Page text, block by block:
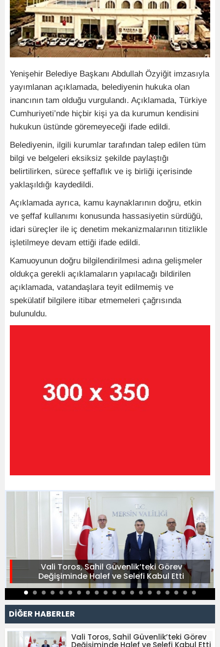
Yenişehir Belediye Başkanı Abdullah Özyiğit imzasıyla
yayımlanan açıklamada, belediyenin hukuka olan
inancının tam olduğu vurgulandı. Açıklamada, Türkiye
Cumhuriyeti’nde hiçbir kişi ya da kurumun kendisini
hukukun üstünde göremeyeceği ifade edildi.
Belediyenin, ilgili kurumlar tarafından talep edilen tüm
bilgi ve belgeleri eksiksiz şekilde paylaştığı
belirtilirken, sürece şeffaflık ve iş birliği içerisinde
yaklaşıldığı kaydedildi.
Açıklamada ayrıca, kamu kaynaklarının doğru, etkin
ve şeffaf kullanımı konusunda hassasiyetin sürdüğü,
idari süreçler ile iç denetim mekanizmalarının titizlikle
işletilmeye devam ettiği ifade edildi.
Kamuoyunun doğru bilgilendirilmesi adına gelişmeler
oldukça gerekli açıklamaların yapılacağı bildirilen
açıklamada, vatandaşlara teyit edilmemiş ve
spekülatif bilgilere itibar etmemeleri çağrısında
bulunuldu.
Vali Toros, Sahil Güvenlik’teki Görev
Değişiminde Halef ve Selefi Kabul Etti
DİĞER HABERLER
Vali Toros, Sahil Güvenlik’teki Görev
Değişiminde Halef ve Selefi Kabul Etti